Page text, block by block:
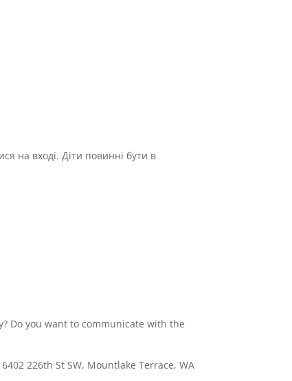
на вході. Діти повинні бути в
Do you want to communicate with the
226th St SW, Mountlake Terrace, WA